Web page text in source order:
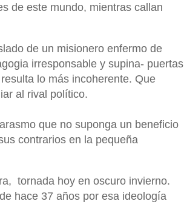
de este mundo, mientras callan
de un misionero enfermo de
irresponsable y supina- puertas
lo más incoherente. Que
al rival político.
que no suponga un beneficio
contrarios en la pequeña
tornada hoy en oscuro invierno.
hace 37 años por esa ideología